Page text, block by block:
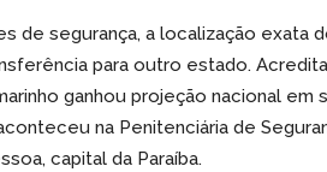
de segurança, a localização exata
para outro estado.
ganhou projeção nacional
na Penitenciária de
capital da Paraíba.